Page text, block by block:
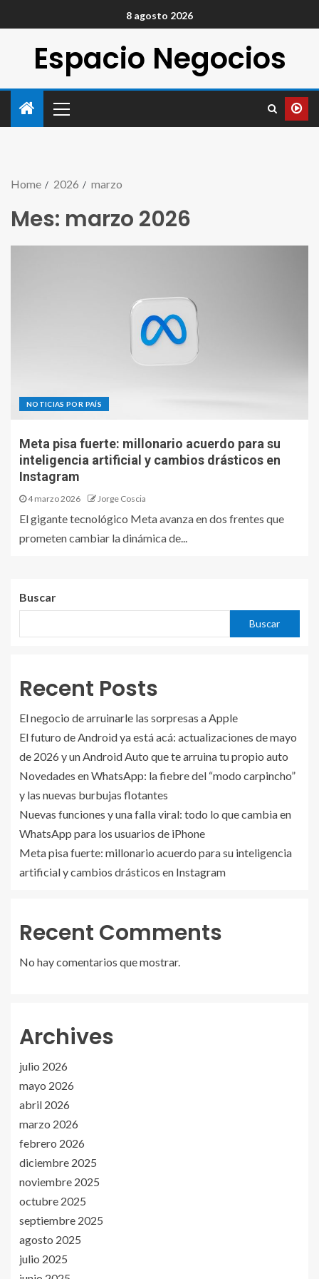
8 agosto 2026
Espacio Negocios
Home 2026 marzo
Mes: marzo 2026
NOTICIAS POR PAÍS
Meta pisa fuerte: millonario acuerdo para su
inteligencia artificial y cambios drásticos en
Instagram
4 marzo 2026 Jorge Coscia
El gigante tecnológico Meta avanza en dos frentes que
prometen cambiar la dinámica de...
Buscar
Buscar
Recent Posts
El negocio de arruinarle las sorpresas a Apple
El futuro de Android ya está acá: actualizaciones de mayo
de 2026 y un Android Auto que te arruina tu propio auto
Novedades en WhatsApp: la fiebre del “modo carpincho”
y las nuevas burbujas flotantes
Nuevas funciones y una falla viral: todo lo que cambia en
WhatsApp para los usuarios de iPhone
Meta pisa fuerte: millonario acuerdo para su inteligencia
artificial y cambios drásticos en Instagram
Recent Comments
No hay comentarios que mostrar.
Archives
julio 2026
mayo 2026
abril 2026
marzo 2026
febrero 2026
diciembre 2025
noviembre 2025
octubre 2025
septiembre 2025
agosto 2025
julio 2025